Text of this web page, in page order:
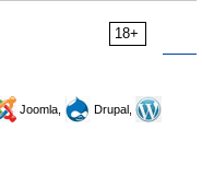
18+
Joomla,
Drupal,